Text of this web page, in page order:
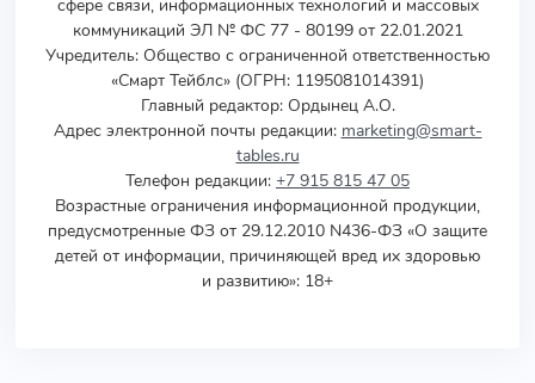
сфере связи, информационных технологий и массовых
коммуникаций ЭЛ № ФС 77 - 80199 от 22.01.2021
Учредитель: Общество с ограниченной ответственностью
«Смарт Тейблс» (ОГРН: 1195081014391)
Главный редактор: Ордынец А.О.
Адрес электронной почты редакции: marketing@smart-
tables.ru
Телефон редакции: +7 915 815 47 05
Возрастные ограничения информационной продукции,
предусмотренные ФЗ от 29.12.2010 N436-ФЗ «О защите
детей от информации, причиняющей вред их здоровью
и развитию»: 18+